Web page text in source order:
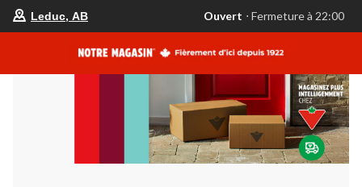
votre
est
AB,
Ouvert,
Fermeture
à
22:00
Leduc, AB Ouvert ⋅ Fermeture à 22:00